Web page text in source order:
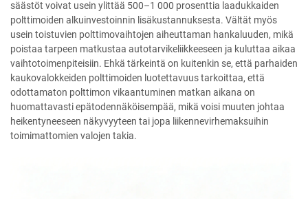
säästöt voivat usein ylittää 500–1 000 prosenttia laadukkaiden
polttimoiden alkuinvestoinnin lisäkustannuksesta. Vältät myös
usein toistuvien polttimovaihtojen aiheuttaman hankaluuden, mikä
poistaa tarpeen matkustaa autotarvikeliikkeeseen ja kuluttaa aikaa
vaihtotoimenpiteisiin. Ehkä tärkeintä on kuitenkin se, että parhaiden
kaukovalokkeiden polttimoiden luotettavuus tarkoittaa, että
odottamaton polttimon vikaantuminen matkan aikana on
huomattavasti epätodennäköisempää, mikä voisi muuten johtaa
heikentyneeseen näkyvyyteen tai jopa liikennevirhemaksuihin
toimimattomien valojen takia.